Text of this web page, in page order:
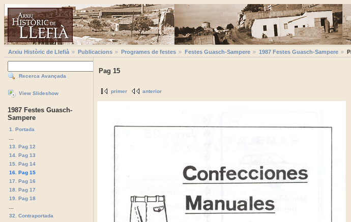
Arxiu Històric de Llefià Publicacions Programes de festes Festes Guasch-Sampere 1987 Festes Guasch-Sampere
Recerca Avançada
View Slideshow
1987 Festes Guasch-
Sampere
1. Portada
13. Pag 12
14. Pag 13
15. Pag 14
16. Pag 15
17. Pag 16
18. Pag 17
19. Pag 18
32. Contraportada
Pag 15
primer anterior